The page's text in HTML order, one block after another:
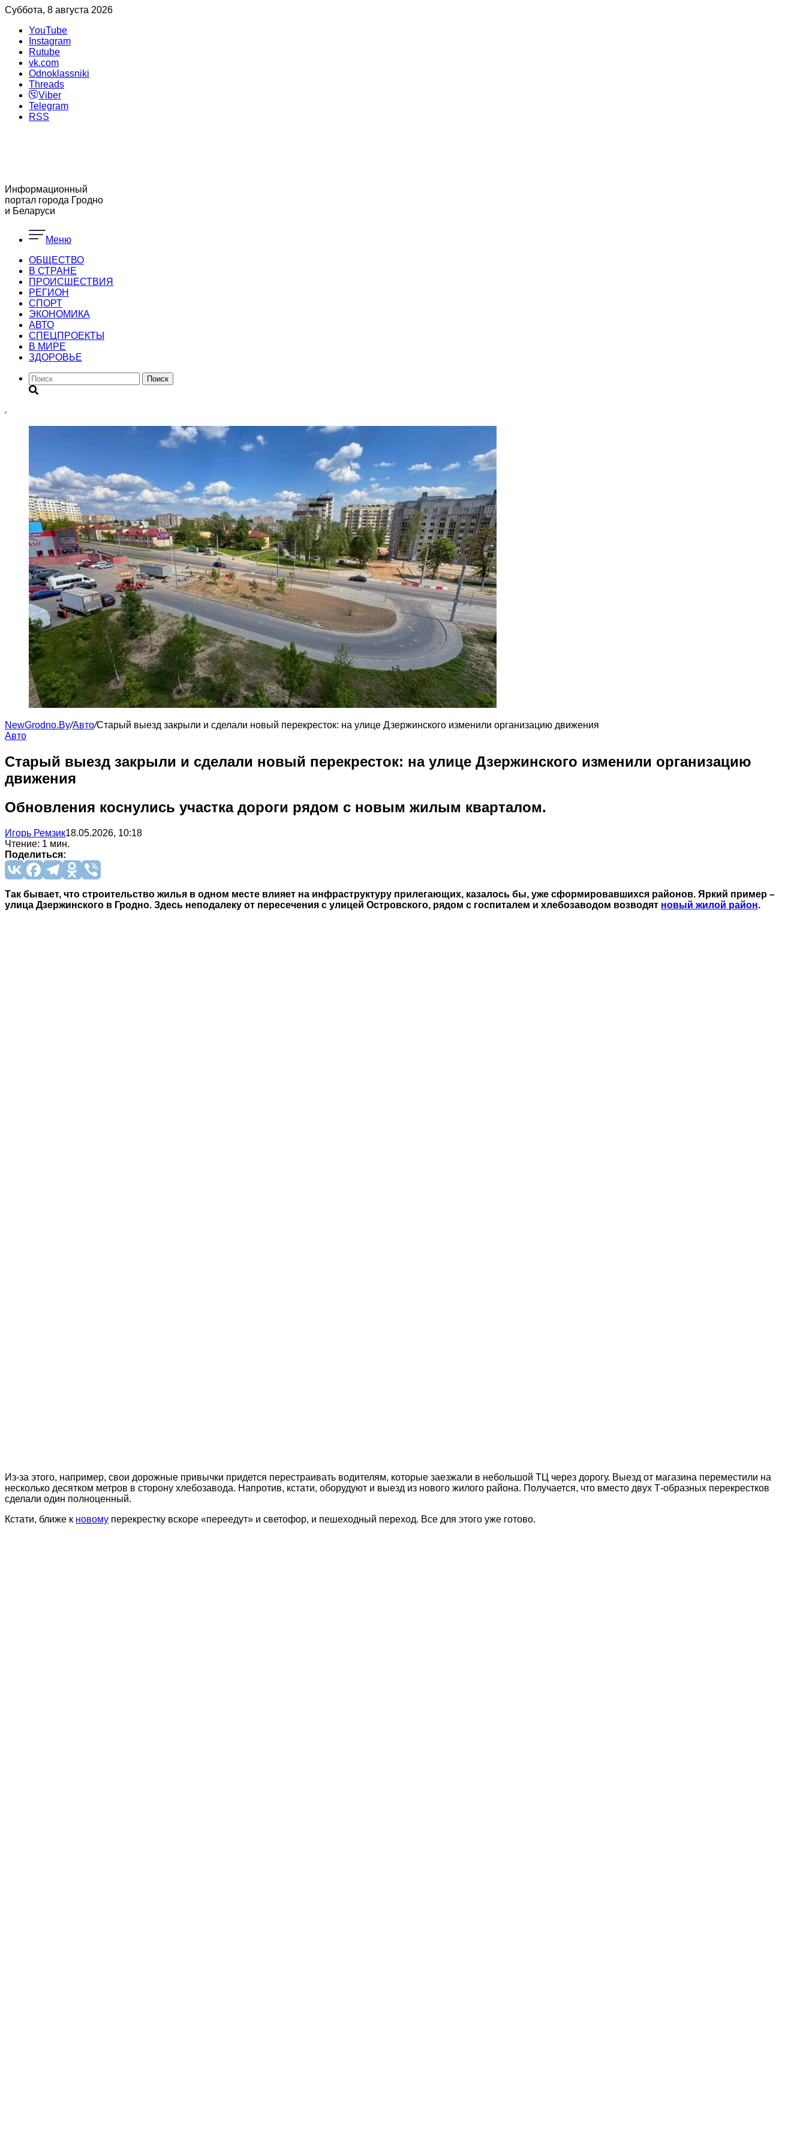
Суббота, 8 августа 2026
YouTube
Instagram
Rutube
vk.com
Odnoklassniki
Threads
Viber
Telegram
RSS
Информационный
портал города Гродно
и Беларуси
Меню
ОБЩЕСТВО
В СТРАНЕ
ПРОИСШЕСТВИЯ
РЕГИОН
CПОРТ
ЭКОНОМИКА
АВТО
СПЕЦПРОЕКТЫ
В МИРЕ
ЗДОРОВЬЕ
Поиск
NewGrodno.By/Авто/Старый выезд закрыли и сделали новый перекресток: на улице Дзержинского изменили организацию движения
Авто
Старый выезд закрыли и сделали новый перекресток: на улице Дзержинского изменили организацию
движения
Обновления коснулись участка дороги рядом с новым жилым кварталом.
Игорь Ремзик18.05.2026, 10:18
Чтение: 1 мин.
Поделиться:
Так бывает, что строительство жилья в одном месте влияет на инфраструктуру прилегающих, казалось бы, уже сформировавшихся районов. Яркий пример –
улица Дзержинского в Гродно. Здесь неподалеку от пересечения с улицей Островского, рядом с госпиталем и хлебозаводом возводят новый жилой район.
Из-за этого, например, свои дорожные привычки придется перестраивать водителям, которые заезжали в небольшой ТЦ через дорогу. Выезд от магазина переместили на
несколько десятком метров в сторону хлебозавода. Напротив, кстати, оборудуют и выезд из нового жилого района. Получается, что вместо двух Т-образных перекрестков
сделали один полноценный.
Кстати, ближе к новому перекрестку вскоре «переедут» и светофор, и пешеходный переход. Все для этого уже готово.